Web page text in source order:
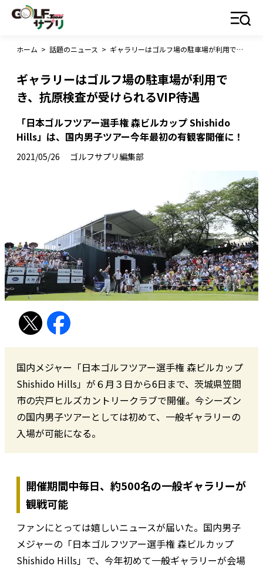
ホーム > 話題のニュース > ギャラリーはゴルフ場の駐車場が利用でき、抗原検査が受けられるVIP待遇
ギャラリーはゴルフ場の駐車場が利用で
き、抗原検査が受けられるVIP待遇
「日本ゴルフツアー選手権 森ビルカップ Shishido
Hills」は、国内男子ツアー今年最初の有観客開催に！
2021/05/26 ゴルフサプリ編集部
国内メジャー「日本ゴルフツアー選手権 森ビルカップ
Shishido Hills」が６月３日から6日まで、茨城県笠間
市の宍戸ヒルズカントリークラブで開催。今シーズン
の国内男子ツアーとしては初めて、一般ギャラリーの
入場が可能になる。
開催期間中毎日、約500名の一般ギャラリーが
観戦可能
ファンにとっては嬉しいニュースが届いた。国内男子
メジャーの「日本ゴルフツアー選手権 森ビルカップ
Shishido Hills」で、今年初めて一般ギャラリーが会場